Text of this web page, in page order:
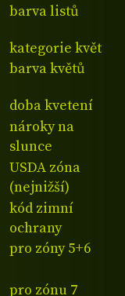
barva listů
kategorie květ
barva květů
doba kvetení
nároky na
slunce
USDA zóna
(nejnižší)
kód zimní
ochrany
pro zóny 5+6
pro zónu 7